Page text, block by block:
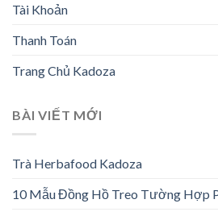
Tài Khoản
Thanh Toán
Trang Chủ Kadoza
BÀI VIẾT MỚI
Trà Herbafood Kadoza
10 Mẫu Đồng Hồ Treo Tường Hợp